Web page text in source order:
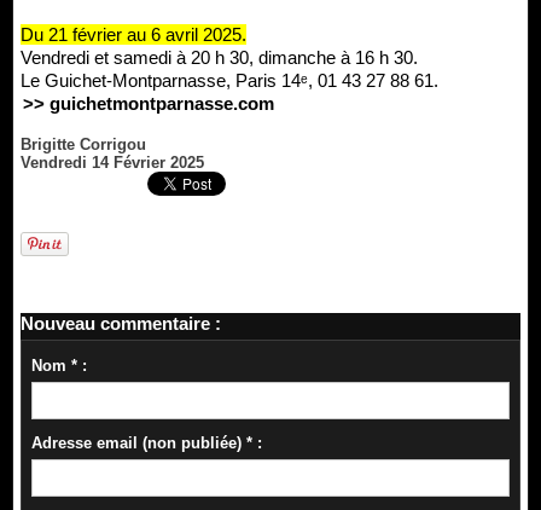
Du 21 février au 6 avril 2025.
Vendredi et samedi à 20 h 30, dimanche à 16 h 30.
Le Guichet-Montparnasse, Paris 14ᵉ, 01 43 27 88 61.
>> guichetmontparnasse.com
Brigitte Corrigou
Vendredi 14 Février 2025
Nouveau commentaire :
Nom * :
Adresse email (non publiée) * :